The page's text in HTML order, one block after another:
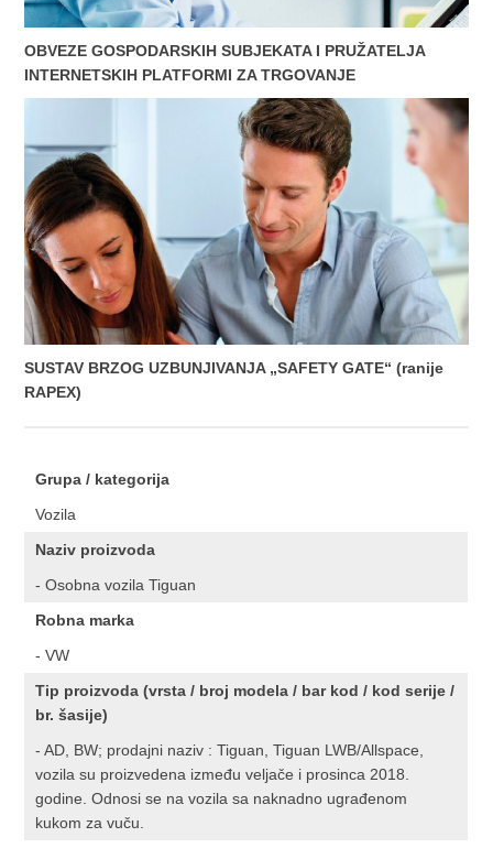
OBVEZE GOSPODARSKIH SUBJEKATA I PRUŽATELJA
INTERNETSKIH PLATFORMI ZA TRGOVANJE
SUSTAV BRZOG UZBUNJIVANJA „SAFETY GATE“ (ranije
RAPEX)
Grupa / kategorija
Vozila
Naziv proizvoda
- Osobna vozila Tiguan
Robna marka
- VW
Tip proizvoda (vrsta / broj modela / bar kod / kod serije /
br. šasije)
- AD, BW; prodajni naziv : Tiguan, Tiguan LWB/Allspace,
vozila su proizvedena između veljače i prosinca 2018.
godine. Odnosi se na vozila sa naknadno ugrađenom
kukom za vuču.